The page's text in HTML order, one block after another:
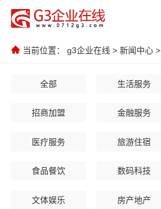
当前位置： g3企业在线 > 新闻中心 >
全部 生活服务
招商加盟 金融服务
医疗服务 旅游住宿
食品餐饮 数码科技
文体娱乐 房产地产